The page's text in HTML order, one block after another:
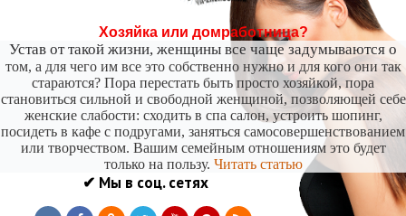
Хозяйка или домработница?
Устав от такой жизни, женщины все чаще задумываются о
том, а для чего им все это собственно нужно и для кого они так
стараются? Пора перестать быть просто хозяйкой, пора
становиться сильной и свободной женщиной, позволяющей себе
женские слабости: сходить в спа салон, устроить шопинг,
посидеть в кафе с подругами, заняться самосовершенствованием
или творчеством. Вашим семейным отношениям это будет
только на пользу. Читать статью
✔ Мы в соц. сетях